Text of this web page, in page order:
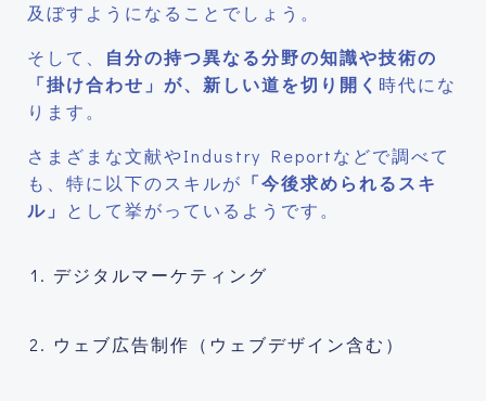
及ぼすようになることでしょう。
そして、 自分の持つ異なる分野の知識や技術の
「掛け合わせ」が、新しい道を切り開く 時代にな
ります。
さまざまな文献やIndustry Reportなどで調べて
も、特に以下のスキルが 「今後求められるスキ
ル」 として挙がっているようです。
デジタルマーケティング
ウェブ広告制作（ウェブデザイン含む）